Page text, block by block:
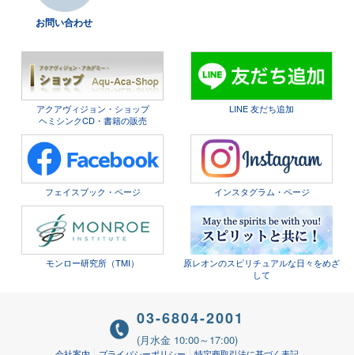
お問い合わせ
アクアヴィジョン・ショップ
ヘミシンクCD・書籍の販売
LINE 友だち追加
フェイスブック・ページ インスタグラム・ページ
モンロー研究所（TMI）
原レオンのスピリチュアルな日々をめざ
して
03-6804-2001
(月水金 10:00～17:00)